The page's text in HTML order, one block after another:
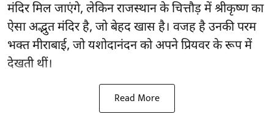
मंदिर मिल जाएंगे, लेकिन राजस्थान के चित्तौड़ में श्रीकृष्ण का
ऐसा अद्भुत मंदिर है, जो बेहद खास है। वजह है उनकी परम
भक्त मीराबाई, जो यशोदानंदन को अपने प्रियवर के रूप में
देखती थीं।
Read More